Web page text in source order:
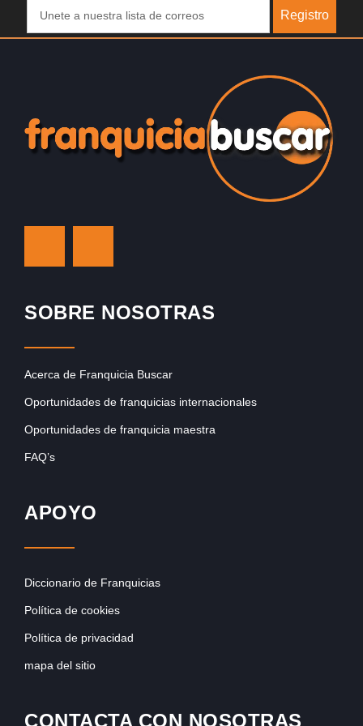
Registro
SOBRE NOSOTRAS
Acerca de Franquicia Buscar
Oportunidades de franquicias internacionales
Oportunidades de franquicia maestra
FAQ’s
APOYO
Diccionario de Franquicias
Política de cookies
Política de privacidad
mapa del sitio
CONTACTA CON NOSOTRAS